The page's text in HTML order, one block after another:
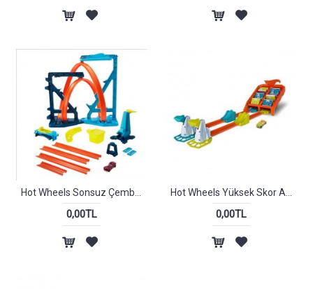
Hot Wheels Sonsuz Çember Pisti
0,00TL
Hot Wheels Yüksek Skor Atlayışı Oyun Seti
0,00TL